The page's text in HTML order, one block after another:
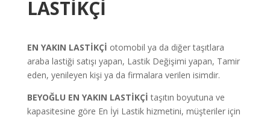
LASTİKÇİ
EN YAKIN LASTİKÇİ otomobil ya da diğer taşıtlara
araba lastiği satışı yapan, Lastik Değişimi yapan, Tamir
eden, yenileyen kişi ya da firmalara verilen isimdir.
BEYOĞLU EN YAKIN LASTİKÇİtaşıtın boyutuna ve
kapasitesine göre En İyi Lastik hizmetini, müşteriler için